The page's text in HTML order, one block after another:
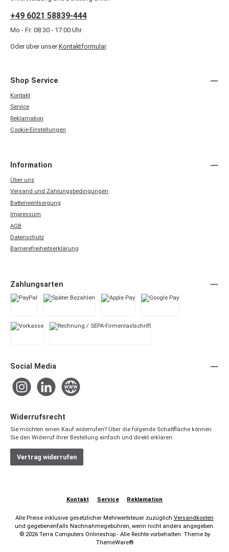
+49 6021 58839-444
Mo - Fr: 08:30 - 17:00 Uhr
Oder über unser Kontaktformular.
Shop Service
Kontakt
Service
Reklamation
Cookie-Einstellungen
Information
Über uns
Versand und Zahlungsbedingungen
Batterieentsorgung
Impressum
AGB
Datenschutz
Barrierefreiheitserklärung
Zahlungsarten
Social Media
InstagramLinkedIn Website
Widerrufsrecht
Sie möchten einen Kauf widerrufen? Über die folgende Schaltfläche können
Sie den Widerruf Ihrer Bestellung einfach und direkt erklären.
Vertrag widerrufen
Kontakt Service Reklamation
Alle Preise inklusive gesetzlicher Mehrwertsteuer zuzüglich Versandkosten
und gegebenenfalls Nachnahmegebühren, wenn nicht anders angegeben.
© 2026 Terra Computers Onlineshop - Alle Rechte vorbehalten. Theme by
ThemeWare®